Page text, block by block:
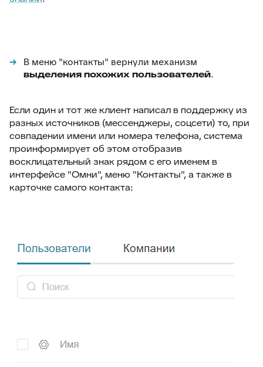
В меню "контакты" вернули механизм
выделения похожих пользователей.
Если один и тот же клиент написал в поддержку из
разных источников (мессенджеры, соцсети) то, при
совпадении имени или номера телефона, система
проинформирует об этом отобразив
восклицательный знак рядом с его именем в
интерфейсе "Омни", меню "Контакты", а также в
карточке самого контакта: